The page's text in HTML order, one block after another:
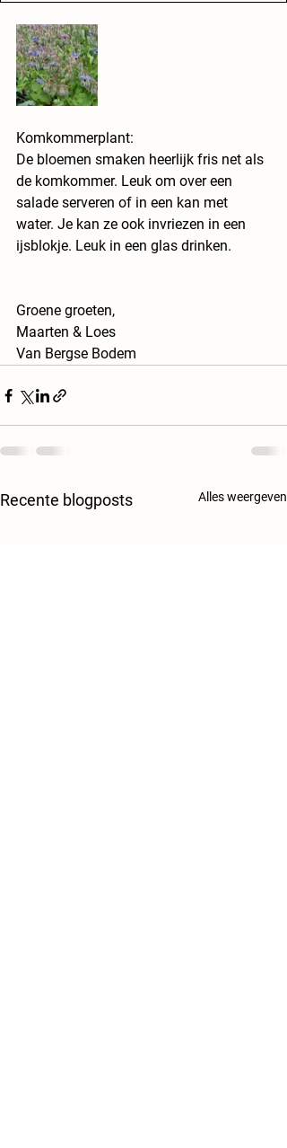
Komkommerplant:
De bloemen smaken heerlijk fris net als
de komkommer. Leuk om over een
salade serveren of in een kan met
water. Je kan ze ook invriezen in een
ijsblokje. Leuk in een glas drinken.
Groene groeten,
Maarten & Loes
Van Bergse Bodem
Recente blogposts Alles weergeven